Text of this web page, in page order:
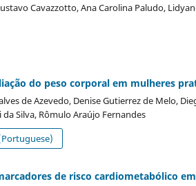
Cavazzotto, Ana Carolina Paludo,
do peso corporal em mulheres
de Azevedo, Denise Gutierrez de Melo,
Silva, Rômulo Araújo Fernandes
de risco cardiometabólico